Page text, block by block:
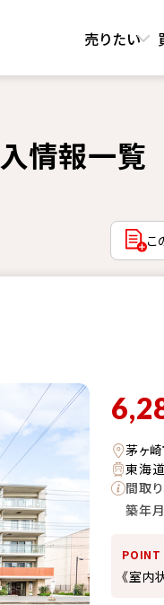
売りたい
情報一覧
こ
茅ヶ
東海
間取り
築年月
POINT
《室内